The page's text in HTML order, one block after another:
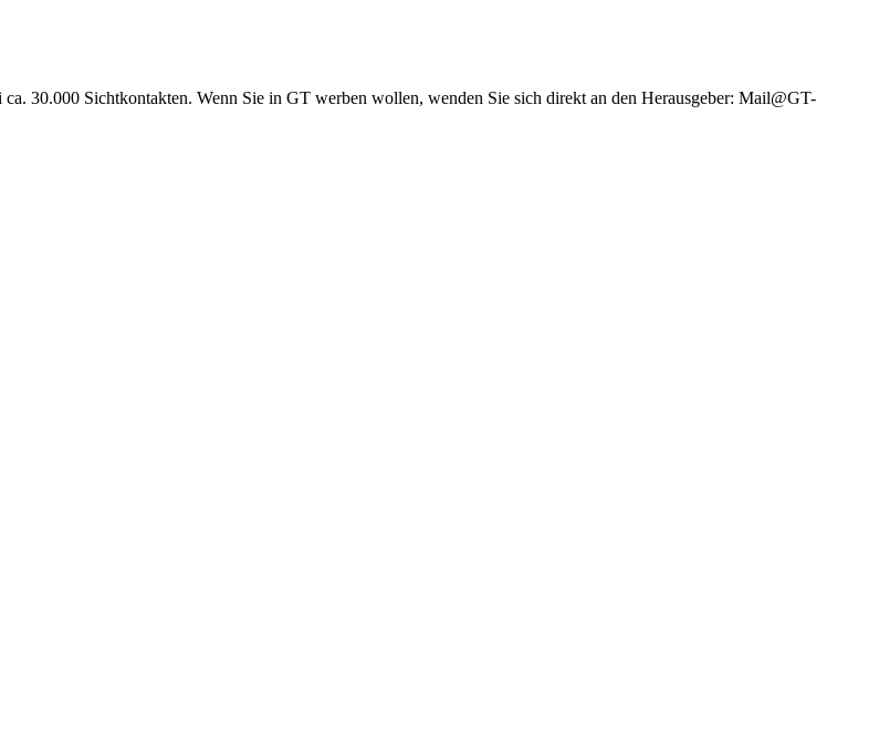
30.000 Sichtkontakten. Wenn Sie in GT werben wollen, wenden Sie sich direkt an den Herausgeber: Mail@GT-